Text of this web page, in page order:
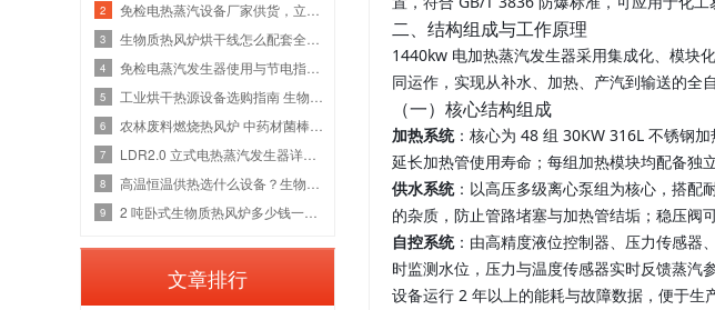
二、结构组成与工作原理
1440kw 电加热蒸汽发生器采用集成化、模块
同运作，实现从补水、加热、产汽到输送的全
（一）核心结构组成
加热系统：核心为 48 组 30KW 316L 不锈钢
延长加热管使用寿命；每组加热模块均配备独
供水系统：以高压多级离心泵组为核心，搭配
的杂质，防止管路堵塞与加热管结垢；稳压阀
自控系统：由高精度液位控制器、压力传感器
时监测水位，压力与温度传感器实时反馈蒸汽
设备运行 2 年以上的能耗与故障数据，便于生
2
3
4
5
6
7
8
9
文章排行